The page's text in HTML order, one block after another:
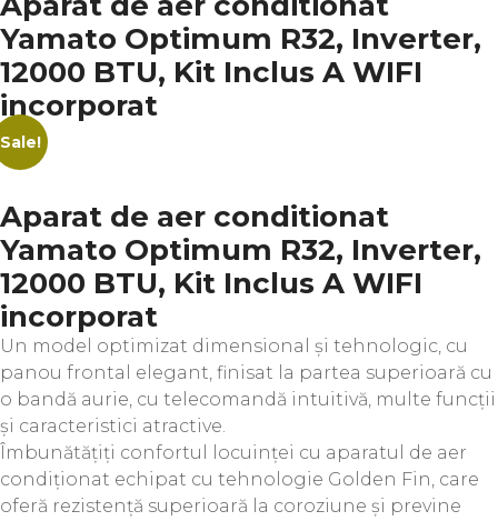
Yamato Optimum R32, Inverter,
12000 BTU, Kit Inclus A WIFI
incorporat
Sale!
Aparat de aer conditionat
Yamato Optimum R32, Inverter,
12000 BTU, Kit Inclus A WIFI
incorporat
Un model optimizat dimensional și tehnologic, cu
panou frontal elegant, finisat la partea superioară cu
o bandă aurie, cu telecomandă intuitivă, multe funcții
și caracteristici atractive.
Îmbunătățiți confortul locuinței cu aparatul de aer
condiționat echipat cu tehnologie Golden Fin, care
oferă rezistență superioară la coroziune și previne